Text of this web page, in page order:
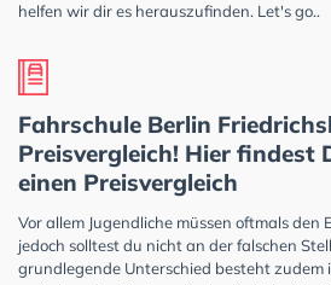
helfen wir dir es herauszufinden. Let's go..
Fahrschule Berlin
Preisvergleich! Hier findest
einen Preisvergleich
Vor allem Jugendliche müssen oftmals den
jedoch solltest du nicht an der falschen
grundlegende Unterschied besteht zudem